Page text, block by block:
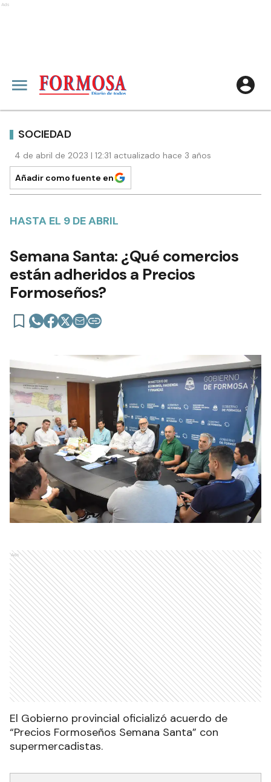
Ads
SOCIEDAD
4 de abril de 2023 | 12:31 actualizado hace 3 años
Añadir como fuente en
HASTA EL 9 DE ABRIL
Semana Santa: ¿Qué comercios
están adheridos a Precios
Formoseños?
Ads
El Gobierno provincial oficializó acuerdo de
“Precios Formoseños Semana Santa” con
supermercadistas.